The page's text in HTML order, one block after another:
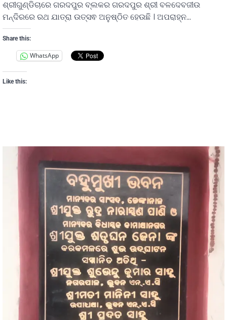
ଶ୍ରୀଗୁଣ୍ଡିଚାରେ ଗରଦପୁର ବ୍ଲକର ଗରଦପୁର ଶ୍ରୀ ବଳଦେବଜୀଉ
ମନ୍ଦିରରେ ରଥ ଯାତ୍ରା ଉତ୍ସଵ ଅନୁଷ୍ଠିତ ହେଉଛି । ଅପରାହ୍ନ…
Share this:
WhatsApp
Like this: